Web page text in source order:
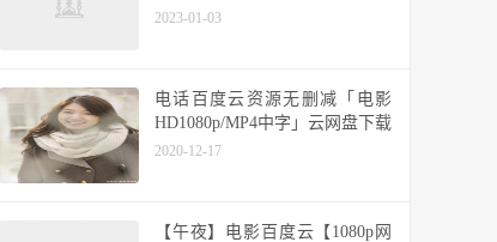
2023-01-03
电话百度云资源无删减「电影
HD1080p/MP4中字」云网盘下载
2020-12-17
【午夜】电影百度云【1080p网